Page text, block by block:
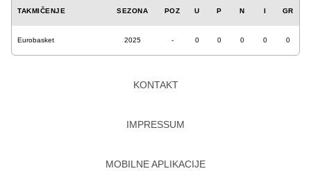
TAKMIČENJE SEZONA POZ U P N I GR
Eurobasket 2025 - 0 0 0 0 0
KONTAKT
IMPRESSUM
MOBILNE APLIKACIJE